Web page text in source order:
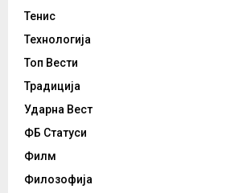
Тенис
Технологија
Топ Вести
Традиција
Ударна Вест
ФБ Статуси
Филм
Филозофија